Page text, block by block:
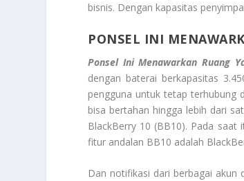
bisnis. Dengan kapasitas
PONSEL INI
Ponsel Ini Menawarkan Ruang
dengan baterai berkapasitas
pengguna untuk tetap terhubung
bisa bertahan hingga lebih dari
BlackBerry 10 (BB10). Pada
fitur andalan BB10 adalah
Dan notifikasi dari berbagai akun